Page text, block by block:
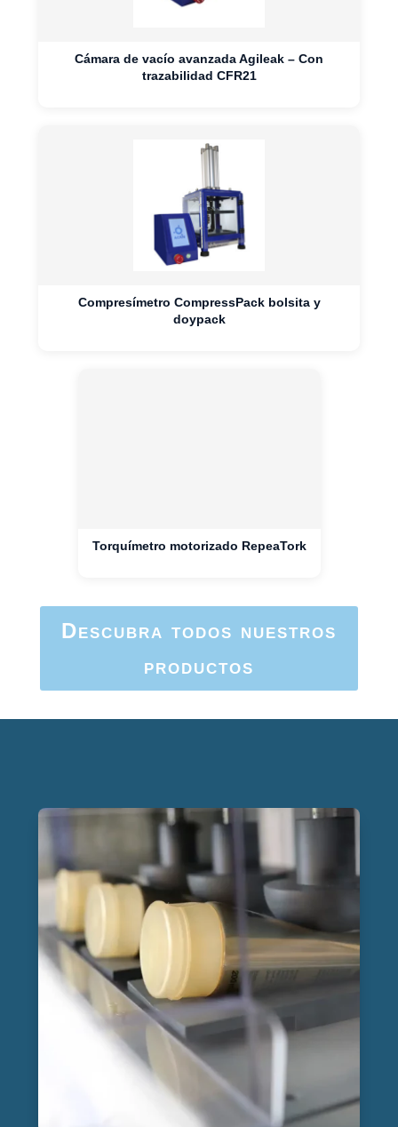
Cámara de vacío avanzada Agileak – Con
trazabilidad CFR21
Compresímetro CompressPack bolsita y
doypack
Torquímetro motorizado RepeaTork
Descubra todos nuestros
productos